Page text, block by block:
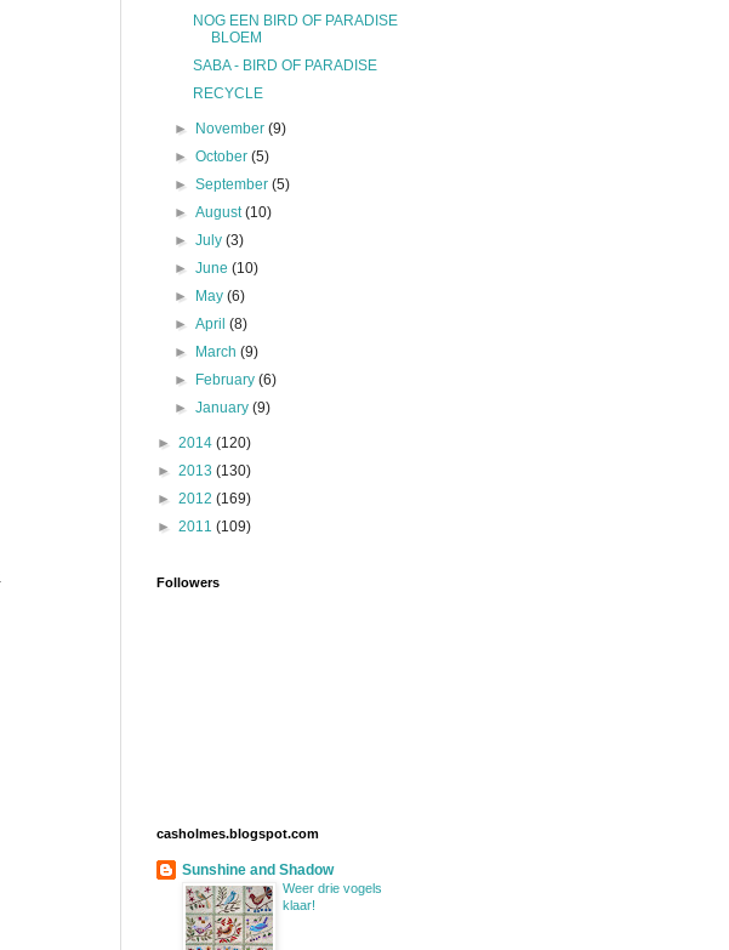
NOG EEN BIRD OF PARADISE
BLOEM
SABA - BIRD OF PARADISE
RECYCLE
► November(9)
►October(5)
►September(5)
►August(10)
►July(3)
►June(10)
►
May(6)
►April(8)
►
March(9)
►
February(6)
►January(9)
► 2014 (120)
► 2013 (130)
► 2012 (169)
► 2011 (109)
Followers
casholmes.blogspot.com
Sunshine and Shadow
Weer drie vogels
klaar!